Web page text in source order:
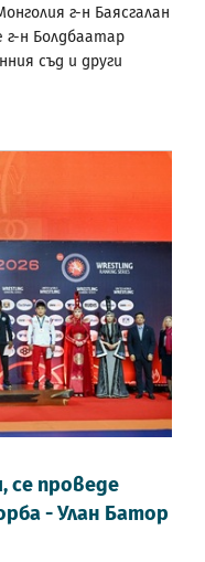
г-н Баясгалан
г-н Болдбаатар
съд и други
се проведе
- Улан Батор